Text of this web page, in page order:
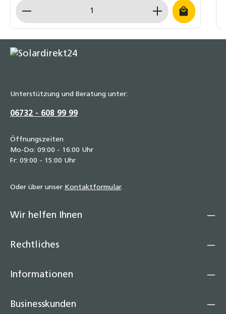
Produkt Anzahl: Gib den gewünschten Wert
Unterstützung und Beratung unter:
06732 - 608 99 99
Öffnungszeiten
Mo-Do: 09:00 - 16:00 Uhr
Fr: 09:00 - 15:00 Uhr
Oder über unser Kontaktformular.
Wir helfen Ihnen
Rechtliches
Informationen
Businesskunden